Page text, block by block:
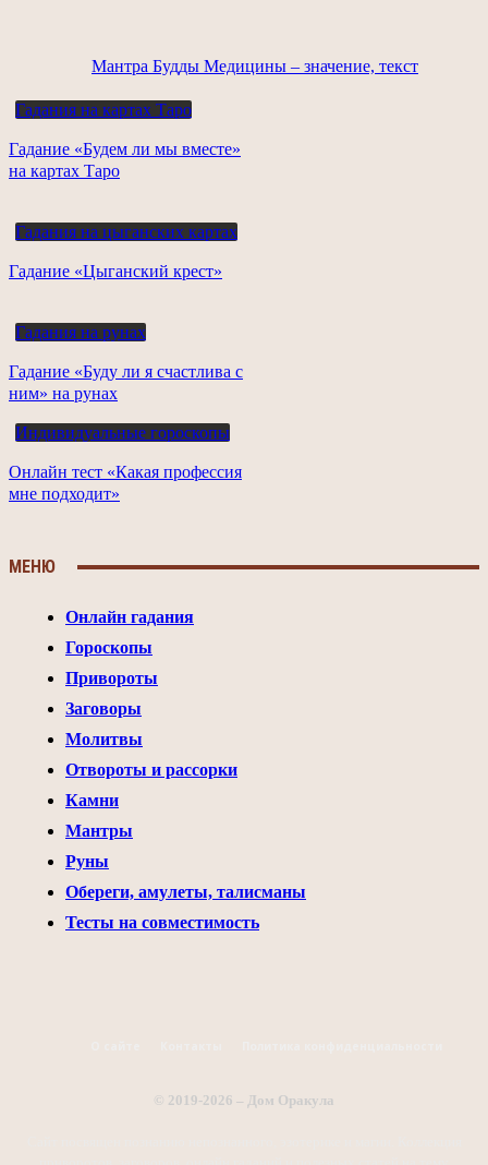
Мантра Будды Медицины – значение, текст
Гадания на картах Таро
Гадание «Будем ли мы вместе»
на картах Таро
Гадания на цыганских картах
Гадание «Цыганский крест»
Гадания на рунах
Гадание «Буду ли я счастлива с
ним» на рунах
Индивидуальные гороскопы
Онлайн тест «Какая профессия
мне подходит»
МЕНЮ
Онлайн гадания
Гороскопы
Привороты
Заговоры
Молитвы
Отвороты и рассорки
Камни
Мантры
Руны
Обереги, амулеты, талисманы
Тесты на совместимость
© 2019-2026 – Дом Оракула